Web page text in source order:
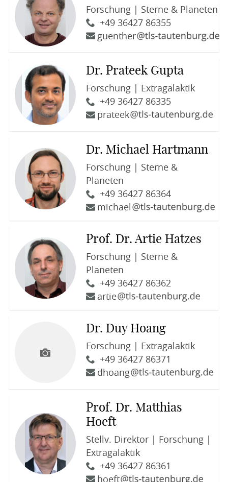
Forschung | Sterne & Planeten
+49 36427 86355
guenther
Dr. Prateek Gupta
Forschung | Extragalaktik
+49 36427 86335
prateek
Dr. Michael Hartmann
Forschung | Sterne &
Planeten
+49 36427 86364
michael
Prof. Dr. Artie Hatzes
Forschung | Sterne &
Planeten
+49 36427 86362
artie
Dr. Duy Hoang
Forschung | Extragalaktik
+49 36427 86371
dhoang
Prof. Dr. Matthias
Hoeft
Stellv. Direktor | Forschung |
Extragalaktik
+49 36427 86361
hoeft